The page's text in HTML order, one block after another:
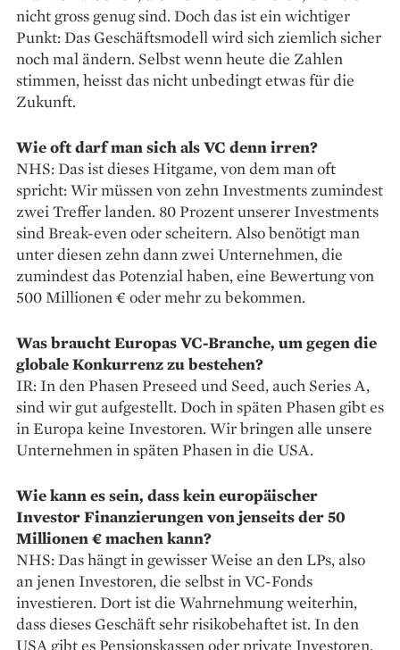
nicht gross genug sind. Doch das ist ein wichtiger
Punkt: Das Geschäftsmodell wird sich ziemlich sicher
noch mal ändern. Selbst wenn heute die Zahlen
stimmen, heisst das nicht unbedingt etwas für die
Zukunft.
Wie oft darf man sich als VC denn irren?
NHS: Das ist dieses Hitgame, von dem man oft
spricht: Wir müssen von zehn Investments zumindest
zwei Treffer landen. 80 Prozent unserer Investments
sind Break-­even oder scheitern. Also benötigt man
unter diesen zehn dann zwei Unternehmen, die
zumindest das Potenzial haben, eine Bewertung von
500 Millionen € oder mehr zu bekommen.
Was braucht Europas VC-­Branche, um gegen die
globale Konkurrenz zu bestehen?
IR: In den Phasen Preseed und Seed, auch Series A,
sind wir gut aufgestellt. Doch in späten Phasen gibt es
in Europa keine Investoren. Wir bringen alle unsere
Unternehmen in späten Phasen in die USA.
Wie kann es sein, dass kein europäischer
Investor Finanzierungen von jenseits der 50
Millionen € machen kann?
NHS: Das hängt in gewisser Weise an den LPs, also
an jenen Investoren, die selbst in VC-Fonds
investieren. Dort ist die Wahrnehmung weiterhin,
dass dieses Geschäft sehr risiko­behaftet ist. In den
USA gibt es Pensionskassen oder private Investoren,